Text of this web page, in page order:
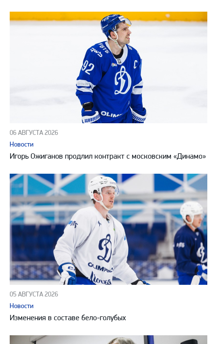
06 АВГУСТА 2026
Новости
Игорь Ожиганов продлил контракт с московским «Динамо»
05 АВГУСТА 2026
Новости
Изменения в составе бело-голубых